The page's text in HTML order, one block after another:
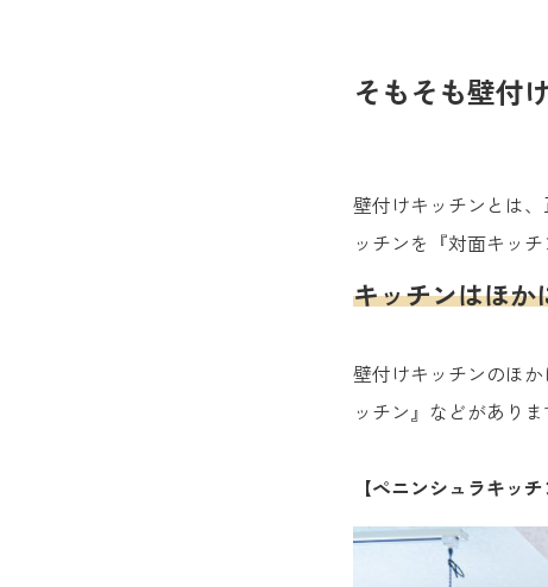
そもそも壁付
壁付けキッチンとは
ッチンを『対面キッ
キッチンはほか
壁付けキッチンのほ
ッチン』などがあり
【ペニンシュラキッチ